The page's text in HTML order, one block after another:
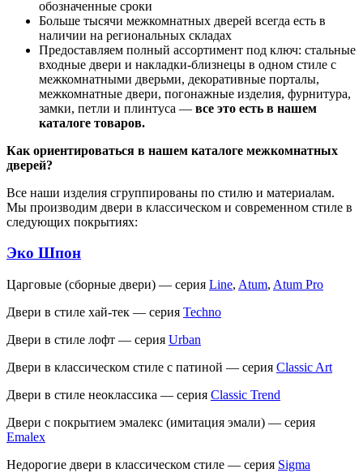
обозначенные сроки
Больше тысячи межкомнатных дверей всегда есть в
наличии на региональных складах
Предоставляем полный ассортимент под ключ: стальные
входные двери и накладки-близнецы в одном стиле с
межкомнатными дверьми, декоративные порталы,
межкомнатные двери, погонажные изделия, фурнитура,
замки, петли и плинтуса — все это есть в нашем
каталоге товаров.
Как ориентироваться в нашем каталоге межкомнатных
дверей?
Все наши изделия сгруппированы по стилю и материалам.
Мы производим двери в классическом и современном стиле в
следующих покрытиях:
Эко Шпон
Царговые (сборные двери) — серия Line, Atum, Atum Pro
Двери в стиле хай-тек — серия Techno
Двери в стиле лофт — серия Urban
Двери в классическом стиле с патиной — серия Classic Art
Двери в стиле неоклассика — серия Classic Trend
Двери с покрытием эмалекс (имитация эмали) — серия
Emalex
Недорогие двери в классическом стиле — серия Sigma